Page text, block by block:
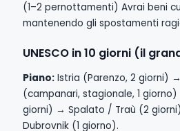
(1–2 pernottamenti) Avrai beni
mantenendo gli spostamenti
UNESCO in 10 giorni (il
Piano: Istria (Parenzo, 2 giorni)
(campanari, stagionale, 1
giorni) → Spalato / Traù (2
Dubrovnik (1 giorno).